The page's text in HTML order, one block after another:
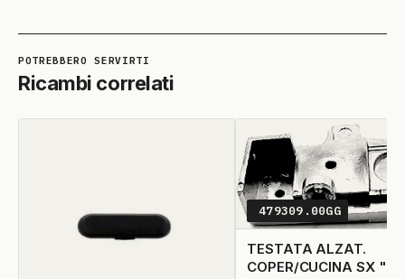
Ricambi correlati
479309.00GG
TESTATA ALZAT.
COPER/CUCINA SX